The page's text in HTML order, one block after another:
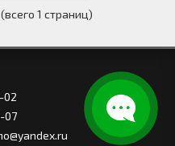
1 страниц)
02
07